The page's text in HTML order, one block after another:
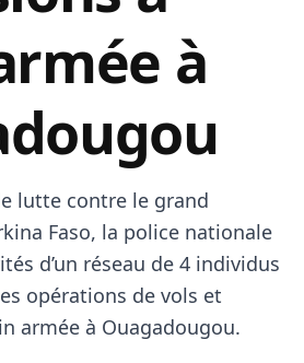
à
lutte contre le grand
Faso, la police nationale
d’un réseau de 4 individus
opérations de vols et
armée à Ouagadougou.